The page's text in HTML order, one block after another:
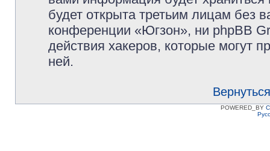
будет открыта третьим лицам без
конференции «Югзон», ни phpBB
действия хакеров, которые могут
ней.
POWERED_BY